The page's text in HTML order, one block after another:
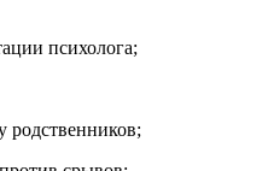
психолога;
родственников;